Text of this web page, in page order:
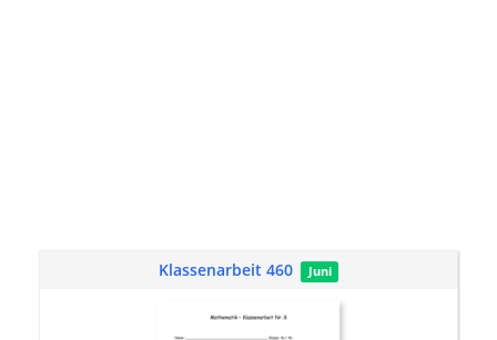
Klassenarbeit 460 Juni